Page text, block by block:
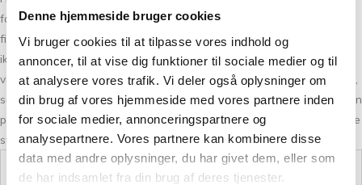
Denne hjemmeside bruger cookies
Vi bruger cookies til at tilpasse vores indhold og
annoncer, til at vise dig funktioner til sociale medier og til
at analysere vores trafik. Vi deler også oplysninger om
din brug af vores hjemmeside med vores partnere inden
for sociale medier, annonceringspartnere og
analysepartnere. Vores partnere kan kombinere disse
data med andre oplysninger, du har givet dem, eller som
de har indsamlet fra din brug af deres tjenester.
farver. Så hvis du vil have syn for sagen og mærke garnet mellem
fingrene, så kom forbi vores butik på Christian Winthers Vej. Hvis du
ikke fandt den rigtige garn kvalitet har vi altid flere substituter at
vælge i mellem. Det kan være svært at vælge netop den rigtige farve,
så tag dig god tid og spørg os endelig til råds. Vi stræber altid efter en
personlig og nøje vejledning så du er på sikker vej med dine fremtidige
strikkeeventyr.